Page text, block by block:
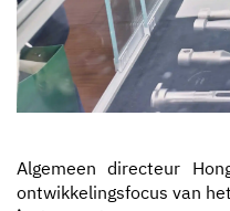
Algemeen directeur
ontwikkelingsfocus van